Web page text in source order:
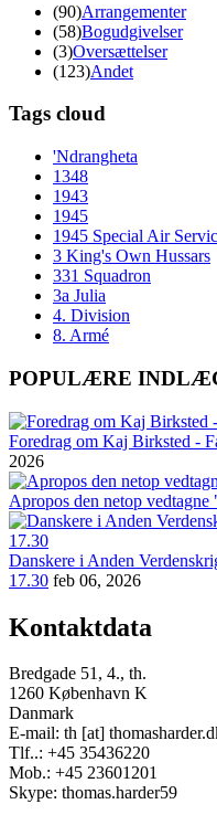
(90)Arrangementer
(58)Bogudgivelser
(3)Oversættelser
(123)Andet
Tags cloud
'Ndrangheta
1348
1943
1945
1945 Special Air
3 King's Own Hussars
331 Squadron
3a Julia
4. Division
8. Armé
POPULÆRE
Foredrag om Kaj Birksted -
2026
Apropos den netop
Danskere i Anden
17.30 feb 06, 2026
Kontaktdata
Bredgade 51, 4., th.
1260 København K
Danmark
E-mail: th [at]
Tlf..: +45 35436220
Mob.: +45 23601201
Skype: thomas.harder59